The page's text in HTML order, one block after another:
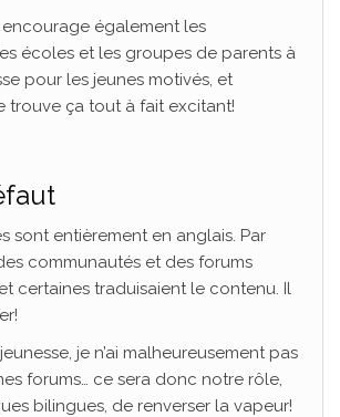
également les
écoles et les groupes de parents à
pour les jeunes motivés, et
trouve ça tout à fait excitant!
sont entièrement en anglais. Par
communautés et des forums
certaines traduisaient le contenu. Il
je n’ai malheureusement pas
forums… ce sera donc notre rôle,
bilingues, de renverser la vapeur!